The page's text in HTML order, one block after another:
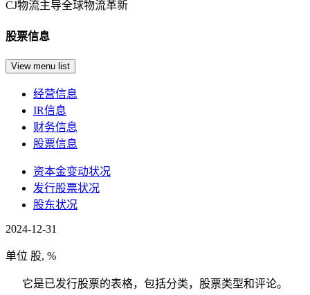
CJ物流主导全球物流革新
股票信息
View menu list
经营信息
IR信息
财务信息
股票信息
资本金变动状况
发行股票状况
股东状况
2024-12-31
单位 股, %
它是已发行股票的表格，包括分类，股票类型和评论。